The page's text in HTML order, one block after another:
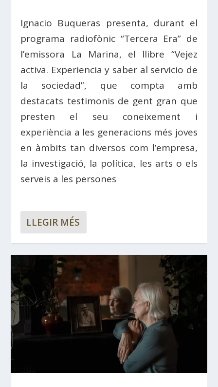
Ignacio Buqueras presenta, durant el
programa radiofònic “Tercera Era” de
l’emissora La Marina, el llibre “Vejez
activa. Experiencia y saber al servicio de
la sociedad”, que compta amb
destacats testimonis de gent gran que
presten el seu coneixement i
experiència a les generacions més joves
en àmbits tan diversos com l’empresa,
la investigació, la política, les arts o els
serveis a les persones
LLEGIR MÉS